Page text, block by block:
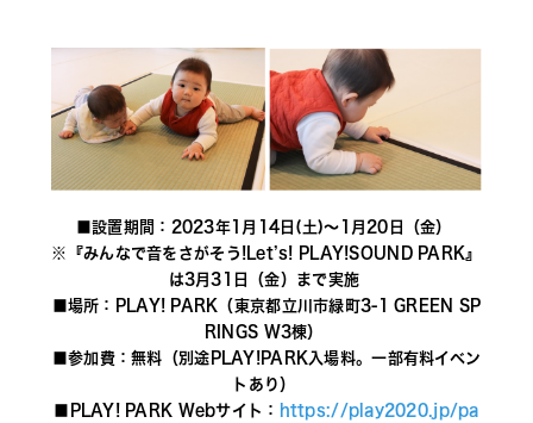
■設置期間：2023年1月14日(土)～1月20日（金）
※『みんなで音をさがそう!Let’s! PLAY!SOUND PARK』
は3月31日（金）まで実施
■場所：PLAY! PARK（東京都立川市緑町3-1 GREEN SP
RINGS W3棟）
■参加費：無料（別途PLAY!PARK入場料。一部有料イベン
トあり）
■PLAY! PARK Webサイト： https://play2020.jp/pa